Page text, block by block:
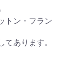
トン・フラン
あります。